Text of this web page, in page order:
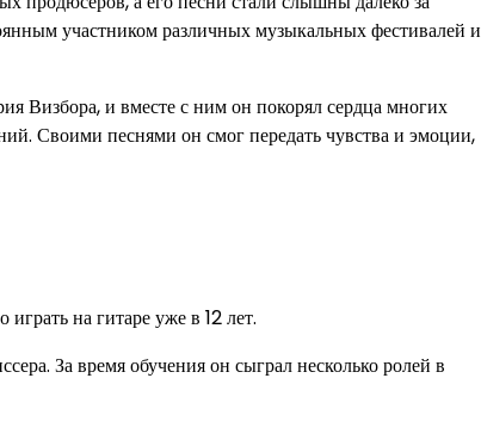
участником различных музыкальных фестивалей и
Визбора, и вместе с ним он покорял сердца многих
Своими песнями он смог передать чувства и эмоции,
на гитаре уже в 12 лет.
За время обучения он сыграл несколько ролей в